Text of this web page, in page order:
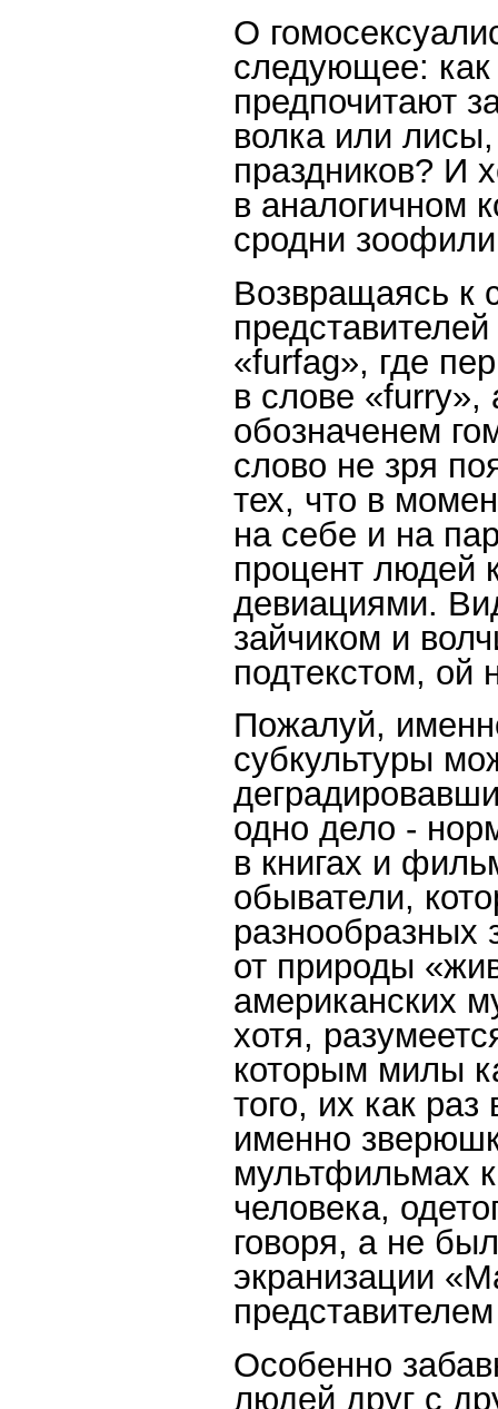
О
следующее:
предпочитают
волка или
праздников? И
в аналогичном
сродни
Возвращаясь к
«furfag», где
в слове «furry»,
обозначенем
слово не зря
тех, что в
на себе и на
процент людей
девиациями.
зайчиком и
подтекстом, ой
Пожалуй,
субкультуры
одно дело -
в книгах и
обыватели,
разнообразных
от природы
американских
хотя,
которым милы
того, их как
именно
мультфильмах
человека,
говоря, а не
экранизации
Особенно
людей друг с